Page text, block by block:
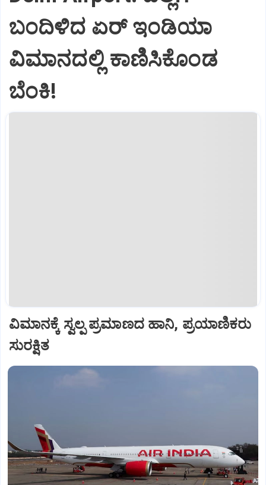
ಬಂದಿಳಿದ ಏರ್‌ ಇಂಡಿಯಾ
ವಿಮಾನದಲ್ಲಿ ಕಾಣಿಸಿಕೊಂಡ
ಬೆಂಕಿ!
ವಿಮಾನಕ್ಕೆ ಸ್ವಲ್ಪ ಪ್ರಮಾಣದ ಹಾನಿ, ಪ್ರಯಾಣಿಕರು
ಸುರಕ್ಷಿತ